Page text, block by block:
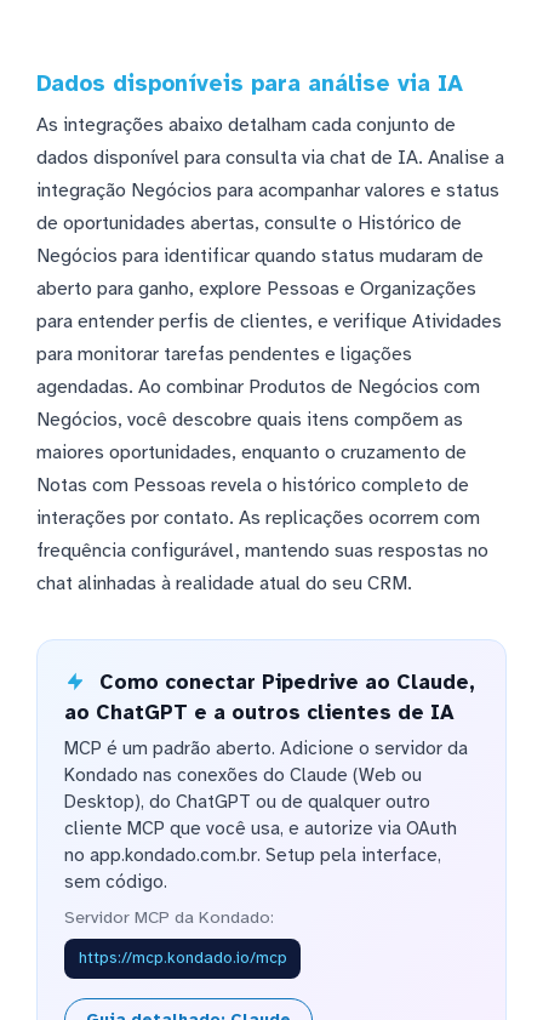
Dados disponíveis para análise via IA
As integrações abaixo detalham cada conjunto de
dados disponível para consulta via chat de IA. Analise a
integração Negócios para acompanhar valores e status
de oportunidades abertas, consulte o Histórico de
Negócios para identificar quando status mudaram de
aberto para ganho, explore Pessoas e Organizações
para entender perfis de clientes, e verifique Atividades
para monitorar tarefas pendentes e ligações
agendadas. Ao combinar Produtos de Negócios com
Negócios, você descobre quais itens compõem as
maiores oportunidades, enquanto o cruzamento de
Notas com Pessoas revela o histórico completo de
interações por contato. As replicações ocorrem com
frequência configurável, mantendo suas respostas no
chat alinhadas à realidade atual do seu CRM.
Como conectar Pipedrive ao Claude,
ao ChatGPT e a outros clientes de IA
MCP é um padrão aberto. Adicione o servidor da
Kondado nas conexões do Claude (Web ou
Desktop), do ChatGPT ou de qualquer outro
cliente MCP que você usa, e autorize via OAuth
no app.kondado.com.br. Setup pela interface,
sem código.
Servidor MCP da Kondado:
https://mcp.kondado.io/mcp